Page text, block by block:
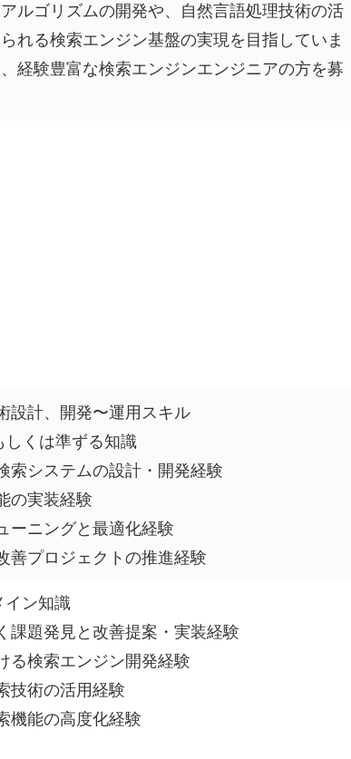
ルゴリズムの開発や、自然言語処理技術の活
れる検索エンジン基盤の実現を目指していま
経験豊富な検索エンジンエンジニアの方を募
設計、開発〜運用スキル
しくは準ずる知識
索システムの設計・開発経験
の実装経験
ーニングと最適化経験
善プロジェクトの推進経験
イン知識
課題発見と改善提案・実装経験
る検索エンジン開発経験
技術の活用経験
機能の高度化経験